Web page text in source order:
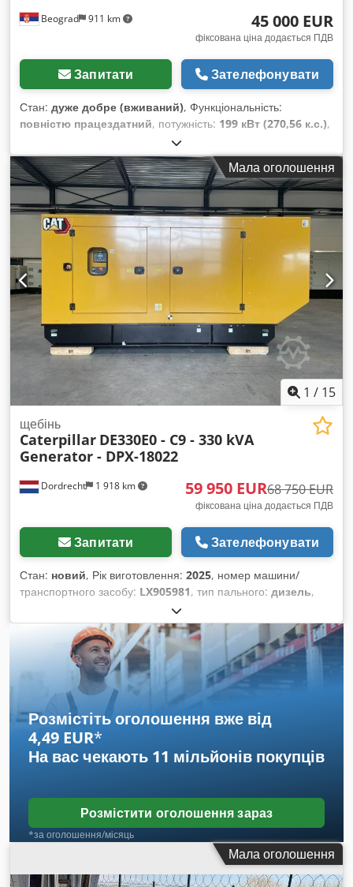
Beograd 911 km 45 000 EUR
фіксована ціна додається ПДВ
Запитати Зателефонувати
Стан: дуже добре (вживаний), Функціональність:
повністю працездатний, потужність: 199 кВт (270,56 к.с.),
37 000 кг
виготовлення:2006, номер машини/транспортного засобу:
CAT 0330DJGGE00237, Машина в чудовому
функціональному стані. Dwjdpfjylma Hjx Al Aea
Мала оголошення
1 / 15
Dordrecht 1 918 km
щебінь
Caterpillar DE330E0 - C9 - 330 kVA
Generator - DPX-18022
59 950 EUR68 750 EUR
фіксована ціна додається ПДВ
Запитати Зателефонувати
Стан: новий, Рік виготовлення: 2025, номер машини/
транспортного засобу: LX905981, тип пального: дизель,
Caterpillar C9
Будівництво Власна вага: 3524 кг Потужність генератора:
330 кВА Розміри вантажного відсіку: 399 x 141 x 217 см
Маркування CE: так Об’єм водонапірного бака: 610 л
Країна-виробник: Китай Зверніться до команди DPX, щоб
отримати додаткову інформацію. = Додаткові опції та
аксесуари = - Акумулятор - Панель керування Dwsdsyvd
Aaepfx Al Aoa - Сталевий дах - Цистерна
Розмістіть оголошення вже від
4,49 EUR*
На вас чекають 11 мільйонів покупців
Розмістити оголошення зараз
*за оголошення/місяць
Мала оголошення